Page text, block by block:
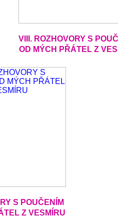
VIII. ROZHOVORY S
OD MÝCH PŘÁTEL Z
S POUČENÍM
Z VESMÍRU